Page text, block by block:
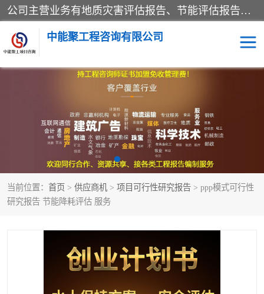
公司主营业务有地质灾害评估报告、节能评估报告、水土保持验收、水资源论证、土地复垦报告、项目可行性研究报告等。是经国家工商总局批准，在法律、法规、决定规定禁止的不得经营；法律、法规、决定规定应当许可（审批）的，经审批机关批准后凭许可（审批）文件经营;法律、法规，市场主体自主选择经营。
中能聚工程咨询有限公司
当前位置： 首页 > 供应商机 > 项目可行性研究报告 > ppp模式可行性
研究报告 节能降耗评估 服务
水资源论证报告 土地复垦报告
地质灾害评估报告 工程项目验收报告
节能评估报告